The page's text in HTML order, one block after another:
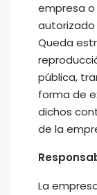
empresa
autorizado
Queda
pública,
forma de
dichos
de la
La